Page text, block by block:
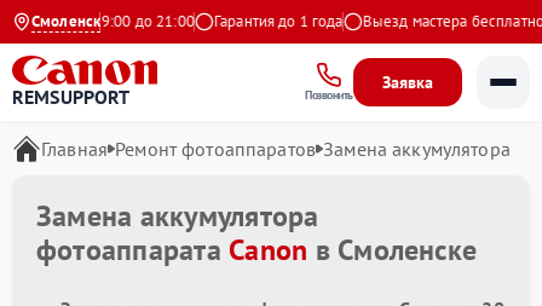
Смоленскс 9:00 до 21:00 Гарантия до 1 года Выезд мастера бесплатно
REMSUPPORT Позвонить
Заявка
Главная Ремонт фотоаппаратов Замена аккумулятора
Замена аккумулятора
фотоаппарата Canon в Смоленске